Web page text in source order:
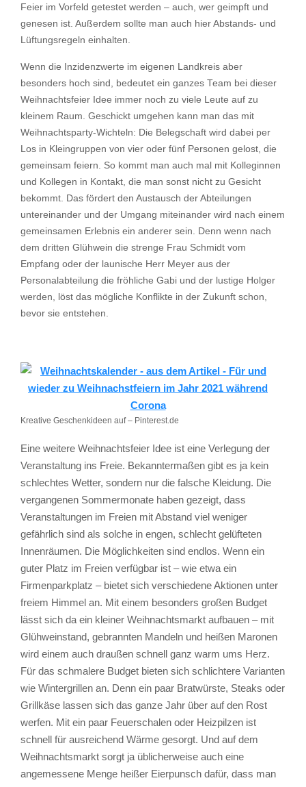
Feier im Vorfeld getestet werden – auch, wer geimpft und
genesen ist. Außerdem sollte man auch hier Abstands- und
Lüftungsregeln einhalten.
Wenn die Inzidenzwerte im eigenen Landkreis aber
besonders hoch sind, bedeutet ein ganzes Team bei dieser
Weihnachtsfeier Idee immer noch zu viele Leute auf zu
kleinem Raum. Geschickt umgehen kann man das mit
Weihnachtsparty-Wichteln: Die Belegschaft wird dabei per
Los in Kleingruppen von vier oder fünf Personen gelost, die
gemeinsam feiern. So kommt man auch mal mit Kolleginnen
und Kollegen in Kontakt, die man sonst nicht zu Gesicht
bekommt. Das fördert den Austausch der Abteilungen
untereinander und der Umgang miteinander wird nach einem
gemeinsamen Erlebnis ein anderer sein. Denn wenn nach
dem dritten Glühwein die strenge Frau Schmidt vom
Empfang oder der launische Herr Meyer aus der
Personalabteilung die fröhliche Gabi und der lustige Holger
werden, löst das mögliche Konflikte in der Zukunft schon,
bevor sie entstehen.
Kreative Geschenkideen auf – Pinterest.de
Eine weitere Weihnachtsfeier Idee ist eine Verlegung der
Veranstaltung ins Freie. Bekanntermaßen gibt es ja kein
schlechtes Wetter, sondern nur die falsche Kleidung. Die
vergangenen Sommermonate haben gezeigt, dass
Veranstaltungen im Freien mit Abstand viel weniger
gefährlich sind als solche in engen, schlecht gelüfteten
Innenräumen. Die Möglichkeiten sind endlos. Wenn ein
guter Platz im Freien verfügbar ist – wie etwa ein
Firmenparkplatz – bietet sich verschiedene Aktionen unter
freiem Himmel an. Mit einem besonders großen Budget
lässt sich da ein kleiner Weihnachtsmarkt aufbauen – mit
Glühweinstand, gebrannten Mandeln und heißen Maronen
wird einem auch draußen schnell ganz warm ums Herz.
Für das schmalere Budget bieten sich schlichtere Varianten
wie Wintergrillen an. Denn ein paar Bratwürste, Steaks oder
Grillkäse lassen sich das ganze Jahr über auf den Rost
werfen. Mit ein paar Feuerschalen oder Heizpilzen ist
schnell für ausreichend Wärme gesorgt. Und auf dem
Weihnachtsmarkt sorgt ja üblicherweise auch eine
angemessene Menge heißer Eierpunsch dafür, dass man